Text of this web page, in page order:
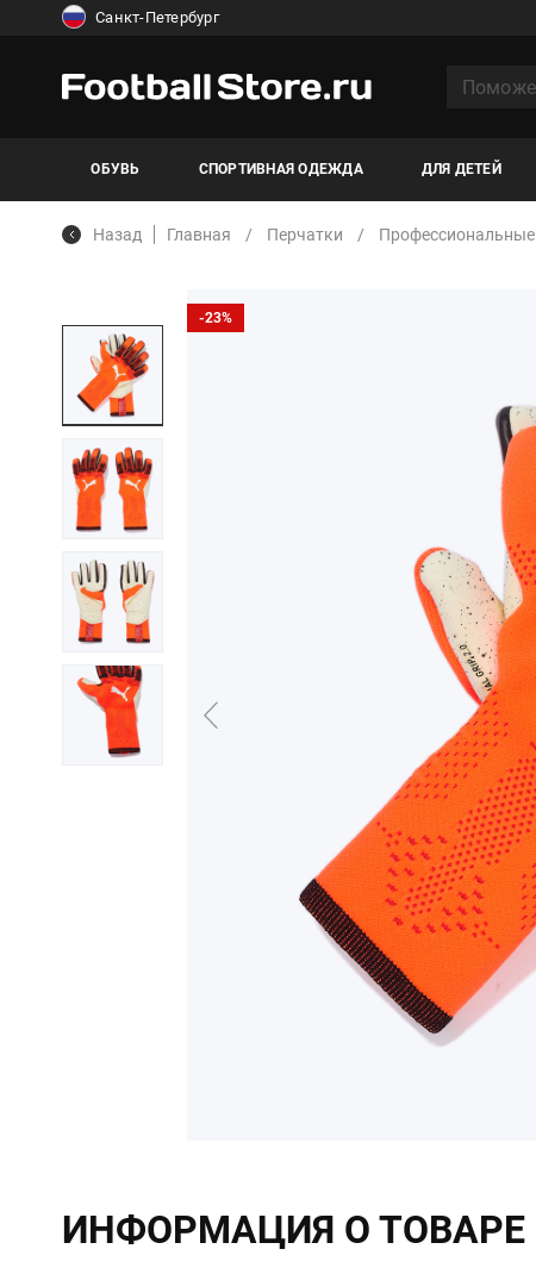
Санкт-Петербург
ОБУВЬ СПОРТИВНАЯ ОДЕЖДА ДЛЯ ДЕТЕЙ
Назад Главная Перчатки Профессиональные
-23%
ИНФОРМАЦИЯ О ТОВАРЕ